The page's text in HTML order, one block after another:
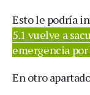
Esto le podría
5.1 vuelve a
emergencia
En otro